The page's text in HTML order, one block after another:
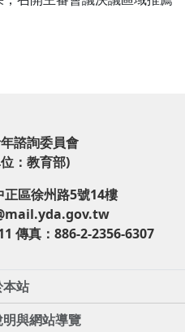
諮詢委員會
：教育部)
正區徐州路5號14樓
傳真：886-2-2356-6307
站
與網站導覽